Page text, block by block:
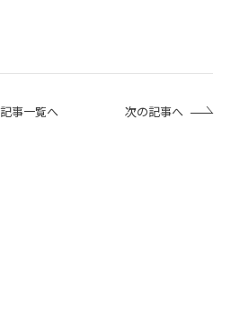
記事一覧へ 次の記事へ